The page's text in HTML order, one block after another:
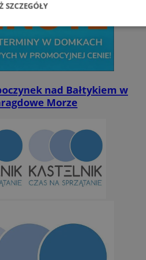
nad Bałtykiem w
Morze
SZCZEGÓŁY
Wydajność
Wydajność Targetowanie
pliki cookie umożliwiają korzystanie z podstawowych
użytkownika i zarządzanie kontem. Bez
korzystać ze strony internetowej.
Provider/
orzesze.com.pl